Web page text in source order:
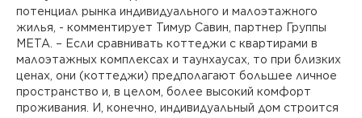
потенциал рынка индивидуального и малоэтажного
жилья, - комментирует Тимур Савин, партнер Группы
МЕТА. – Если сравнивать коттеджи с квартирами в
малоэтажных комплексах и таунхаусах, то при близких
ценах, они (коттеджи) предполагают большее личное
пространство и, в целом, более высокий комфорт
проживания. И, конечно, индивидуальный дом строится